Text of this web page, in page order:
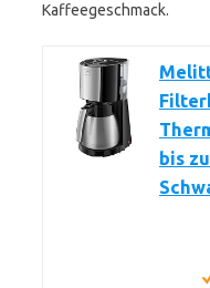
Kaffeegeschmack.
bis